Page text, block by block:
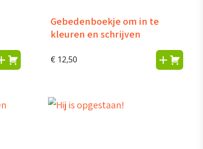
Gebedenboekje om in te
kleuren en schrijven
€ 12,50